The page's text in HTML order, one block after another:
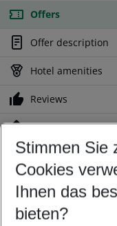
Offers
Offer description
Hotel amenities
Reviews
Location
Customize your offer
Find the perfect deal
Your departure
Any airport
Stimmen Sie
Cookies
Ihnen das
bieten?